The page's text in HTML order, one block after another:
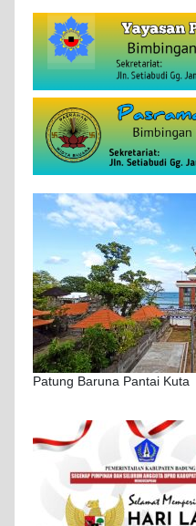
Patung Baruna Pantai Kuta